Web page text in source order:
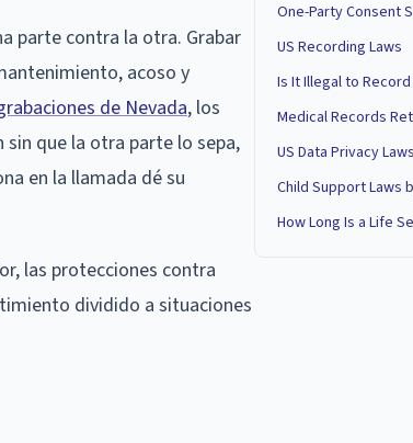
parte contra la otra. Grabar
acoso y
de Nevada, los
sin que la otra parte lo sepa,
en la llamada dé su
las protecciones contra
dividido a situaciones
One-Party Consent
US Recording Laws
Is It Illegal to
Medical Records
US Data Privacy Laws
Child Support Laws
How Long Is a Life